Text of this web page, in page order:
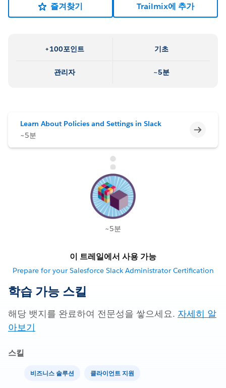
즐겨찾기 Trailmix에 추가
+100포인트 기초
관리자 ~5분
Learn About Policies and Settings in Slack
~5분
미완료
~5분
이 트레일에서 사용 가능
Prepare for your Salesforce Slack Administrator Certification
학습 가능 스킬
해당 뱃지를 완료하여 전문성을 쌓으세요. 자세히 알
아보기
스킬
비즈니스 솔루션 클라이언트 지원